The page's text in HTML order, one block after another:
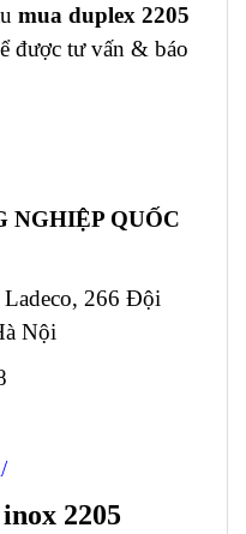
mua duplex 2205
được tư vấn & báo
NGHIỆP QUỐC
266 Đội
Nội
2205